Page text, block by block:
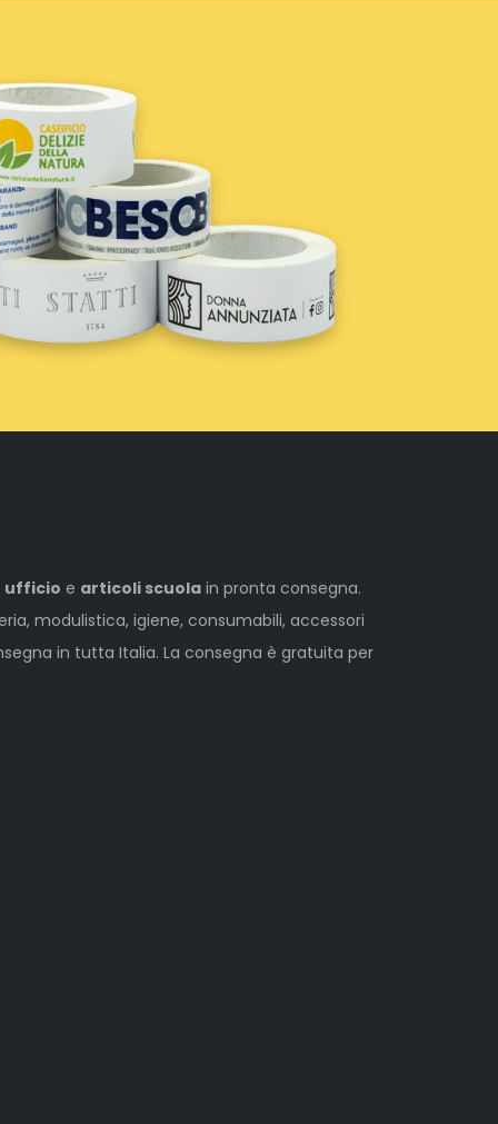
ufficio e articoli scuola in pronta consegna.
modulistica, igiene, consumabili, accessori
in tutta Italia. La consegna è gratuita per